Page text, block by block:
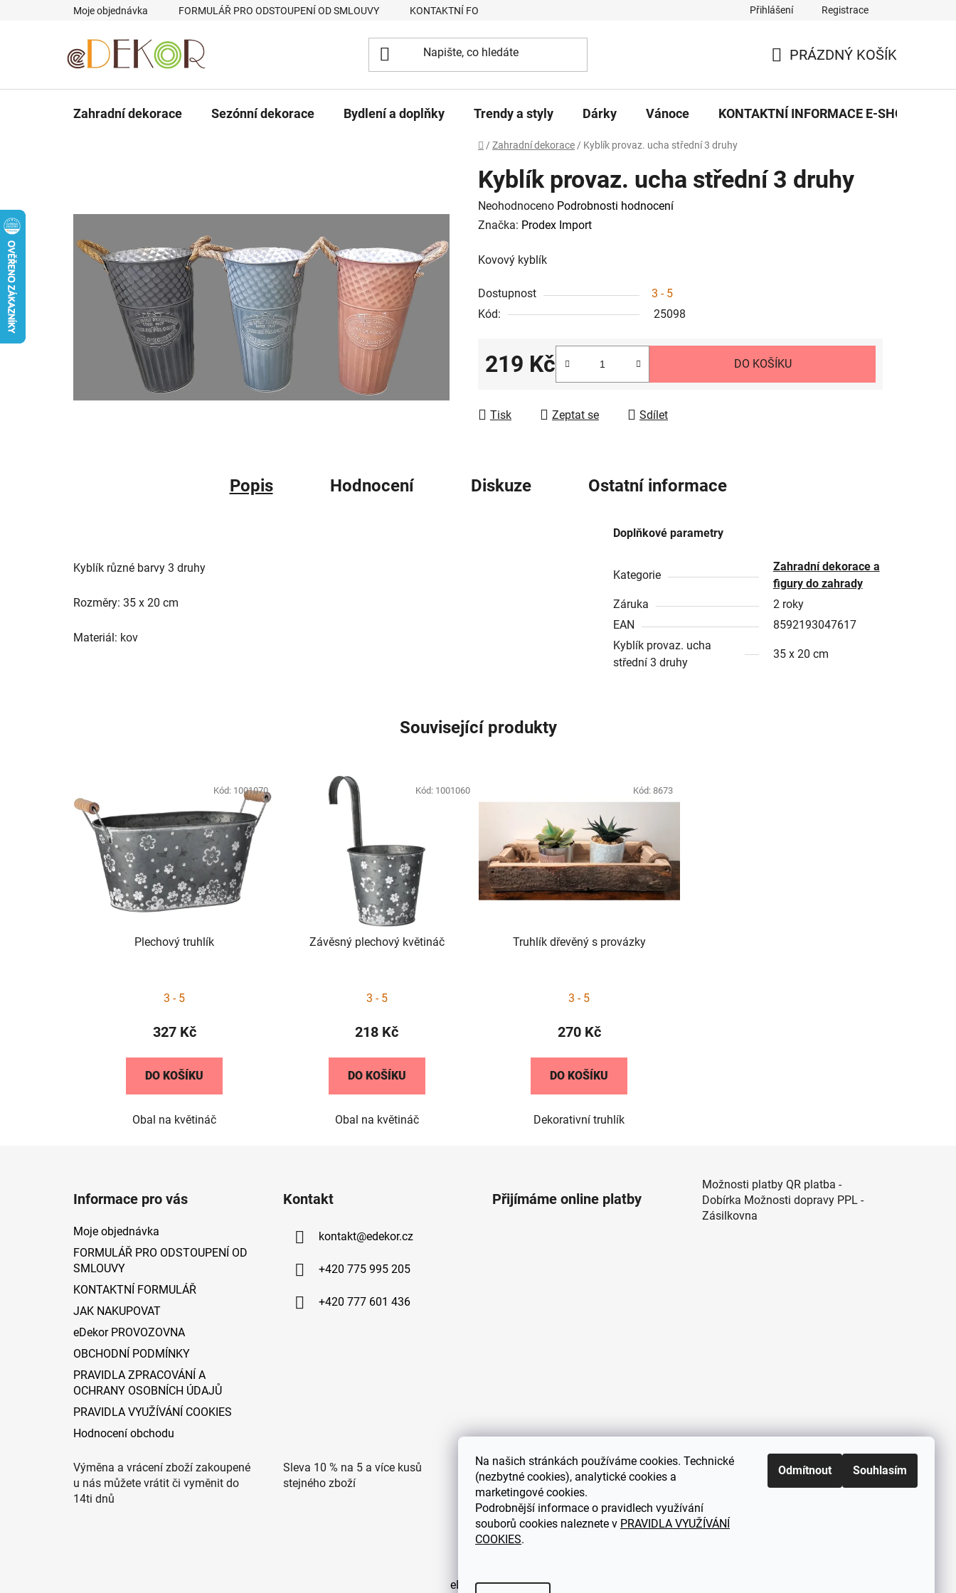
Na našich stránkách používáme cookies. Technické
(nezbytné cookies), analytické cookies a
marketingové cookies.
Podrobnější informace o pravidlech využívání
souborů cookies naleznete v PRAVIDLA VYUŽÍVÁNÍ
COOKIES.
Odmítnout Souhlasím
Moje objednávka FORMULÁŘ PRO ODSTOUPENÍ OD SMLOUVY KONTAKTNÍ FORMULÁŘ eDekor PROVOZOVNA OBCHODNÍ PODMÍNKY
Přihlášení Registrace
KOŠÍK
PRÁZDNÝ KOŠÍK
Zahradní dekorace Sezónní dekorace Bydlení a doplňky Trendy a styly Dárky Vánoce KONTAKTNÍ INFORMACE E-SHOPU
Domů
/ Zahradní dekorace / Kyblík provaz. ucha střední 3 druhy
Kyblík provaz. ucha střední 3 druhy
Průměrné
hodnocení
je
z
5
Neohodnoceno Podrobnosti hodnocení
Značka: Prodex Import
Kovový kyblík
Dostupnost
3 - 5
Kód:
25098
219 Kč DO KOŠÍKU
Tisk Zeptat se Sdílet
Popis Hodnocení Diskuze Ostatní informace
Kyblík různé barvy 3 druhy
Rozměry: 35 x 20 cm
Materiál: kov
Doplňkové parametry
Kategorie
Zahradní dekorace a
figury do zahrady
Záruka
2 roky
EAN
8592193047617
Kyblík provaz. ucha
střední 3 druhy
35 x 20 cm
Související produkty
Plechový truhlík
3 - 5
327 Kč
DO KOŠÍKU
Obal na květináč
Kód: 1001070
Závěsný plechový květináč
3 - 5
218 Kč
DO KOŠÍKU
Obal na květináč
Kód: 1001060
Truhlík dřevěný s provázky
3 - 5
270 Kč
DO KOŠÍKU
Dekorativní truhlík
Kód: 8673
Informace pro vás
Moje objednávka
FORMULÁŘ PRO ODSTOUPENÍ OD
SMLOUVY
KONTAKTNÍ FORMULÁŘ
JAK NAKUPOVAT
eDekor PROVOZOVNA
OBCHODNÍ PODMÍNKY
PRAVIDLA ZPRACOVÁNÍ A
OCHRANY OSOBNÍCH ÚDAJŮ
PRAVIDLA VYUŽÍVÁNÍ COOKIES
Hodnocení obchodu
Kontakt
kontakt@edekor.cz
+420 775 995 205
+420 777 601 436
Přijímáme online platby
Možnosti platby QR platba -
Dobírka Možnosti dopravy PPL -
Zásilkovna
Výměna a vrácení zboží zakoupené
u nás můžete vrátit či vyměnit do
14ti dnů
Sleva 10 % na 5 a více kusů
stejného zboží
Doprava po ČR zdarma pro
objednávky nad 2500 Kč
Zákaznická podpora každý všední
den od 9.00 do 18.00 hodin
eDEKOR.cz